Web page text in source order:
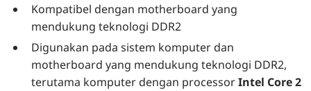
Kompatibel dengan motherboard yang
mendukung teknologi DDR2
Digunakan pada sistem komputer dan
motherboard yang mendukung teknologi DDR2,
terutama komputer dengan processorIntel Core 2